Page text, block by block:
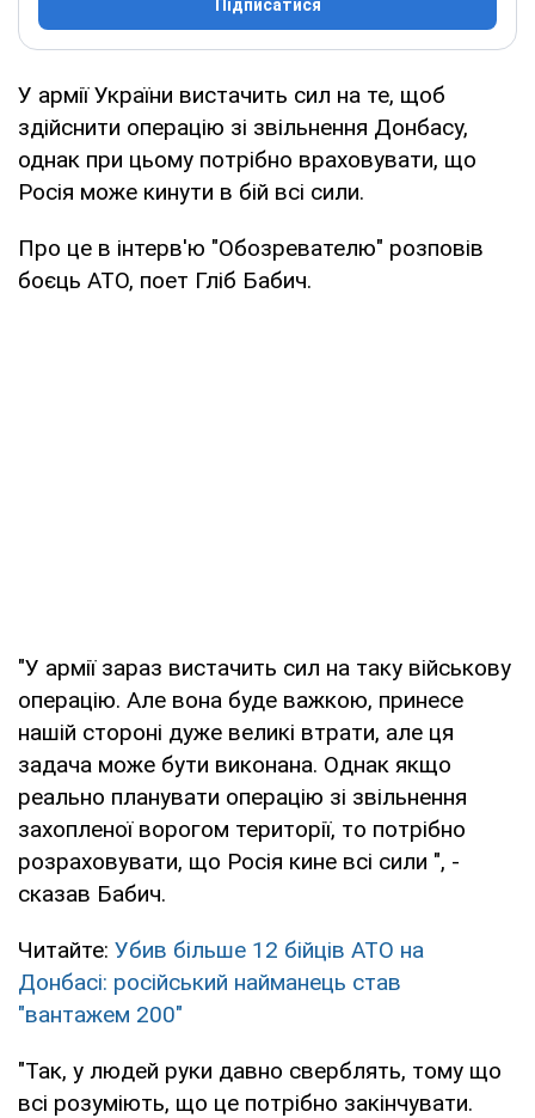
Підписатися
У армії України вистачить сил на те, щоб
здійснити операцію зі звільнення Донбасу,
однак при цьому потрібно враховувати, що
Росія може кинути в бій всі сили.
Про це в інтерв'ю "Обозревателю" розповів
боєць АТО, поет Гліб Бабич.
"У армії зараз вистачить сил на таку військову
операцію. Але вона буде важкою, принесе
нашій стороні дуже великі втрати, але ця
задача може бути виконана. Однак якщо
реально планувати операцію зі звільнення
захопленої ворогом території, то потрібно
розраховувати, що Росія кине всі сили ", -
сказав Бабич.
Читайте: Убив більше 12 бійців АТО на
Донбасі: російський найманець став
"вантажем 200"
"Так, у людей руки давно сверблять, тому що
всі розуміють, що це потрібно закінчувати.